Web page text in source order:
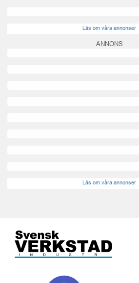
Läs om våra annonser
ANNONS
Läs om våra annonser